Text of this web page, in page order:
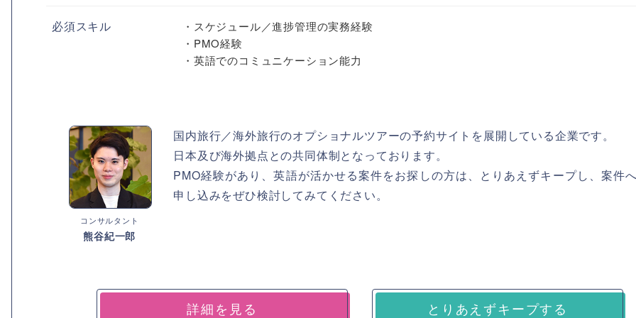
必須スキル
・スケジュール／進捗管理の実務経験
・PMO経験
・英語でのコミュニケーション能力
コンサルタント
熊谷紀一郎
国内旅行／海外旅行のオプショナルツアーの予約サイトを展開している企業です。
日本及び海外拠点との共同体制となっております。
PMO経験があり、英語が活かせる案件をお探しの方は、とりあえずキープし、案件
申し込みをぜひ検討してみてください。
詳細を見る とりあえずキープする